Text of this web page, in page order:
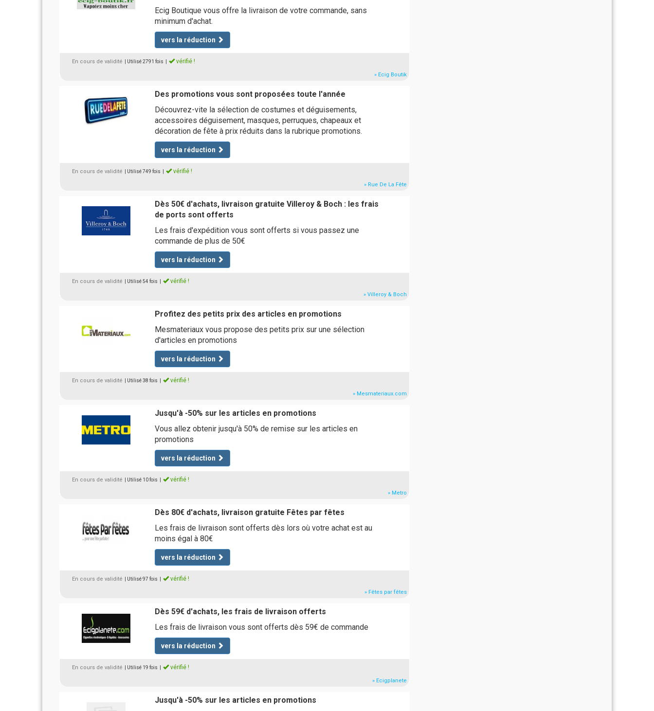
Ecig Boutique vous offre la livraison de votre commande, sans
minimum d'achat.
vers la réduction
En cours de validité | Utilisé 2791 fois vérifié !
» Ecig Boutik
Des promotions vous sont proposées toute l'année
Découvrez-vite la sélection de costumes et déguisements,
accessoires déguisement, masques, perruques, chapeaux et
décoration de fête à prix réduits dans la rubrique promotions.
vers la réduction
En cours de validité | Utilisé 749 fois vérifié !
» Rue De La Fête
Dès 50€ d'achats, livraison gratuite Villeroy & Boch : les frais
de ports sont offerts
Les frais d'expédition vous sont offerts si vous passez une
commande de plus de 50€
vers la réduction
En cours de validité | Utilisé 54 fois vérifié !
» Villeroy & Boch
Profitez des petits prix des articles en promotions
Mesmateriaux vous propose des petits prix sur une sélection
d'articles en promotions
vers la réduction
En cours de validité | Utilisé 38 fois vérifié !
» Mesmateriaux.com
Jusqu'à -50% sur les articles en promotions
Vous allez obtenir jusqu'à 50% de remise sur les articles en
promotions
vers la réduction
En cours de validité | Utilisé 10 fois vérifié !
» Metro
Dès 80€ d'achats, livraison gratuite Fêtes par fêtes
Les frais de livraison sont offerts dès lors où votre achat est au
moins égal à 80€
vers la réduction
En cours de validité | Utilisé 97 fois vérifié !
» Fêtes par fêtes
Dès 59€ d'achats, les frais de livraison offerts
Les frais de livraison vous sont offerts dès 59€ de commande
vers la réduction
En cours de validité | Utilisé 19 fois vérifié !
» Ecigplanete
Jusqu'à -50% sur les articles en promotions